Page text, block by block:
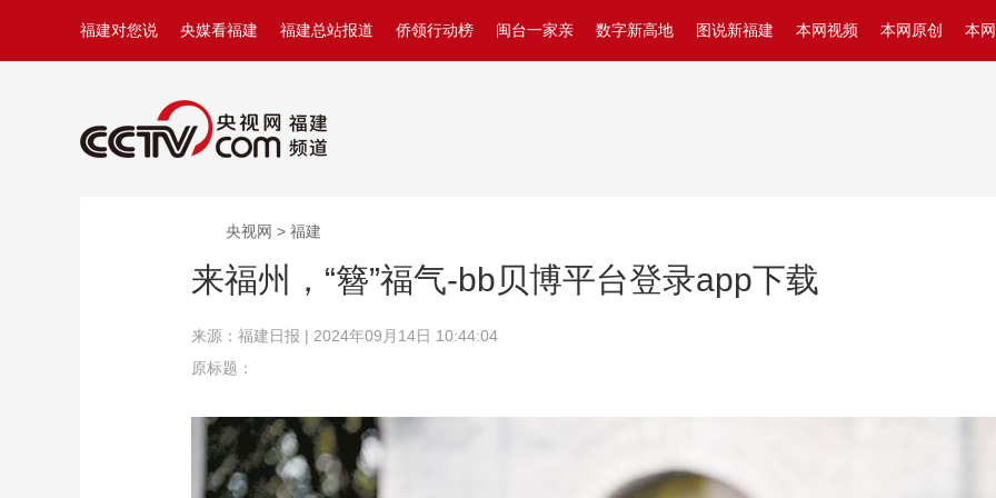
福建对您说 央媒看福建 福建总站报道 侨领行动榜 闽台一家亲 数字新高地 图说新福建 本网视频 本网原创 本
央视网 > 福建
来福州，“簪”福气-bb贝博平台登录app下载
来源：福建日报 | 2024年09月14日 10:44:04
原标题：